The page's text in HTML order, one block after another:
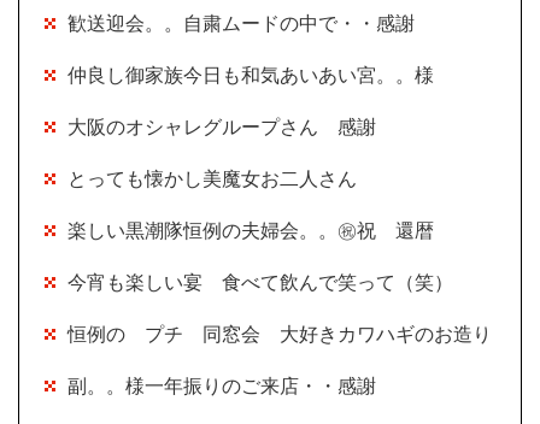
歓送迎会。。自粛ムードの中で・・感謝
仲良し御家族今日も和気あいあい宮。。様
大阪のオシャレグループさん 感謝
とっても懐かし美魔女お二人さん
楽しい黒潮隊恒例の夫婦会。。㊗祝 還暦
今宵も楽しい宴 食べて飲んで笑って（笑）
恒例の プチ 同窓会 大好きカワハギのお造り
副。。様一年振りのご来店・・感謝